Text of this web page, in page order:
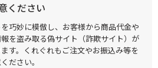
ください
巧妙に模倣し、お客様から商品代金や
を盗み取る偽サイト（詐欺サイト）が
す。くれぐれもご注文やお振込み等を
ださい。